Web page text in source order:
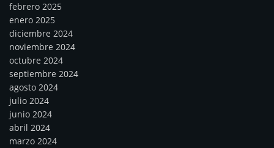
febrero 2025
enero 2025
diciembre 2024
noviembre 2024
octubre 2024
septiembre 2024
agosto 2024
julio 2024
junio 2024
abril 2024
marzo 2024